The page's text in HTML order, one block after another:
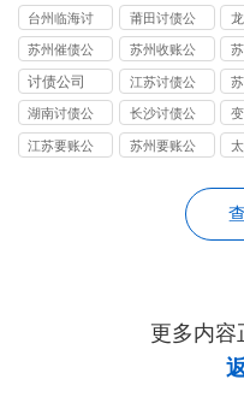
司
台州临海讨
债公司
莆田讨债公
司
司
苏州催债公
司
苏州收账公
司
司
讨债公司
江苏讨债公
司
司
湖南讨债公
司
长沙讨债公
司
江苏要账公
苏州要账公
更多内